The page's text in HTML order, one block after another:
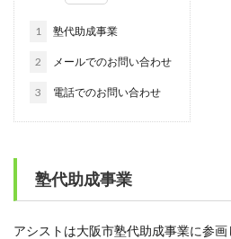
1 塾代助成事業
2 メールでのお問い合わせ
3 電話でのお問い合わせ
塾代助成事業
アシストは大阪市塾代助成事業に参画